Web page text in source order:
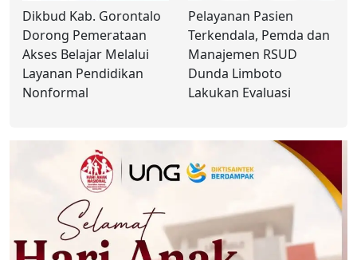
Dikbud Kab. Gorontalo
Dorong Pemerataan
Akses Belajar Melalui
Layanan Pendidikan
Nonformal
Pelayanan Pasien
Terkendala, Pemda dan
Manajemen RSUD
Dunda Limboto
Lakukan Evaluasi